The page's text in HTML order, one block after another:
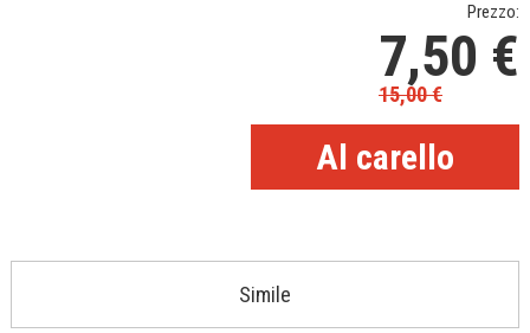
Prezzo:
7,50 €
15,00€
Simile